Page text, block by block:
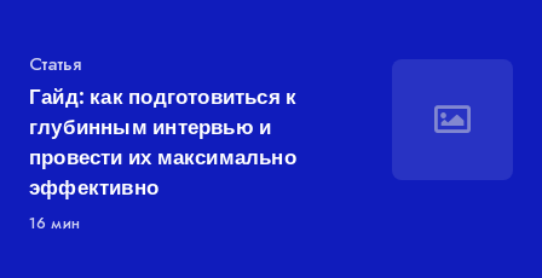
Категория
Статья
Гайд: как подготовиться к
глубинным интервью и
провести их максимально
эффективно
16 мин